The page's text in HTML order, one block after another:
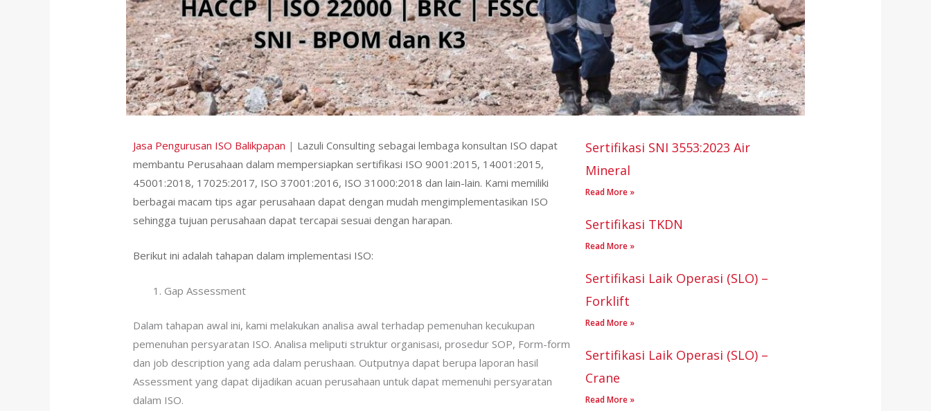
Sertifikasi SNI 3553:2023 Air
Mineral
Read More »
Sertifikasi TKDN
Read More »
Sertifikasi Laik Operasi (SLO) –
Forklift
Read More »
Sertifikasi Laik Operasi (SLO) –
Crane
Read More »
Jasa Pengurusan ISO Balikpapan | Lazuli Consulting sebagai lembaga konsultan ISO dapat
membantu Perusahaan dalam mempersiapkan sertifikasi ISO 9001:2015, 14001:2015,
45001:2018, 17025:2017, ISO 37001:2016, ISO 31000:2018 dan lain-lain. Kami memiliki
berbagai macam tips agar perusahaan dapat dengan mudah mengimplementasikan ISO
sehingga tujuan perusahaan dapat tercapai sesuai dengan harapan.
Berikut ini adalah tahapan dalam implementasi ISO:
Gap Assessment
Dalam tahapan awal ini, kami melakukan analisa awal terhadap pemenuhan kecukupan
pemenuhan persyaratan ISO. Analisa meliputi struktur organisasi, prosedur SOP, Form-form
dan job description yang ada dalam perushaan. Outputnya dapat berupa laporan hasil
Assessment yang dapat dijadikan acuan perusahaan untuk dapat memenuhi persyaratan
dalam ISO.